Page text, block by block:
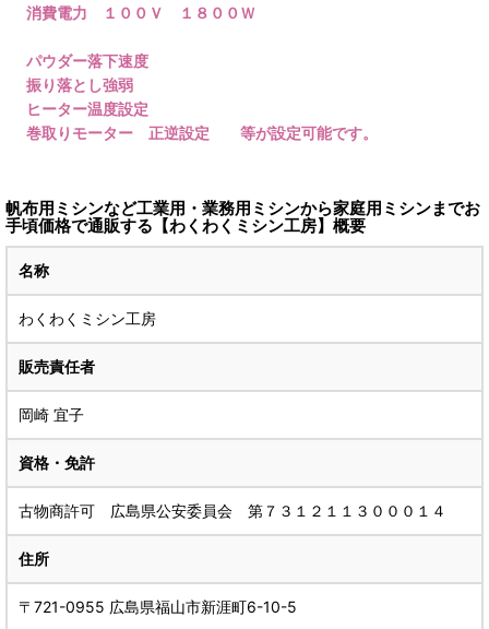
消費電力 １００Ｖ １８００Ｗ
パウダー落下速度
振り落とし強弱
ヒーター温度設定
巻取りモーター 正逆設定 等が設定可能です。
帆布用ミシンなど工業用・業務用ミシンから家庭用ミシンまでお
手頃価格で通販する【わくわくミシン工房】概要
名称
わくわくミシン工房
販売責任者
岡崎 宜子
資格・免許
古物商許可 広島県公安委員会 第７３１２１１３０００１４
住所
〒721-0955 広島県福山市新涯町6-10-5